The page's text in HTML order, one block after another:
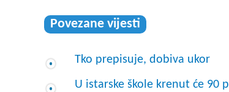
Povezane vijesti
Tko prepisuje, dobiva ukor
U istarske škole krenut će 90